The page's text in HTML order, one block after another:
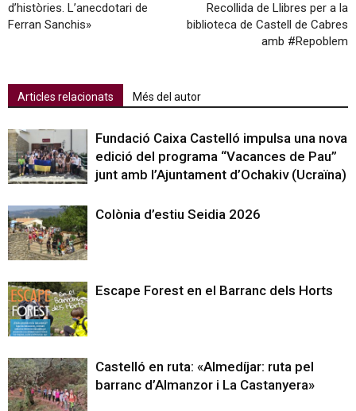
d’històries. L’anecdotari de
Ferran Sanchis»
Recollida de Llibres per a la
biblioteca de Castell de Cabres
amb #Repoblem
Articles relacionats Més del autor
Fundació Caixa Castelló impulsa una nova
edició del programa “Vacances de Pau”
junt amb l’Ajuntament d’Ochakiv (Ucraïna)
Colònia d’estiu Seidia 2026
Escape Forest en el Barranc dels Horts
Castelló en ruta: «Almedíjar: ruta pel
barranc d’Almanzor i La Castanyera»